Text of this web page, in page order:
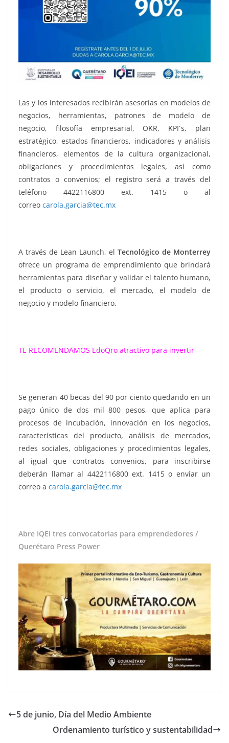
Las y los interesados recibirán asesorías en modelos de
negocios, herramientas, patrones de modelo de
negocio, filosofía empresarial, OKR, KPI´s, plan
estratégico, estados financieros, indicadores y análisis
financieros, elementos de la cultura organizacional,
obligaciones y procedimientos legales, así como
contratos o convenios; el registro será a través del
teléfono 4422116800 ext. 1415 o al
correo carola.garcia@tec.mx
A través de Lean Launch, el Tecnológico de Monterrey
ofrece un programa de emprendimiento que brindará
herramientas para diseñar y validar el talento humano,
el producto o servicio, el mercado, el modelo de
negocio y modelo financiero.
TE RECOMENDAMOS EdoQro atractivo para invertir
Se generan 40 becas del 90 por ciento quedando en un
pago único de dos mil 800 pesos, que aplica para
procesos de incubación, innovación en los negocios,
características del producto, análisis de mercados,
redes sociales, obligaciones y procedimientos legales,
al igual que contratos convenios, para inscribirse
deberán llamar al 4422116800 ext. 1415 o enviar un
correo a carola.garcia@tec.mx
Abre IQEI tres convocatorias para emprendedores /
Querétaro Press Power
5 de junio, Día del Medio Ambiente
Ordenamiento turístico y sustentabilidad